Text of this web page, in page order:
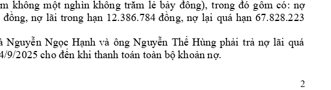
2
không một nghìn không trăm lẻ bảy đồng), trong đó gồm có: nợ
đồng, nợ lãi trong hạn 12.386.784 đồng, nợ lại quá hạn 67.828.223
Nguyễn Ngọc Hạnh và ông Nguyễn Thế Hùng phải trả nợ lãi quá
9/2025 cho đến khi thanh toán toàn bộ khoản nợ.